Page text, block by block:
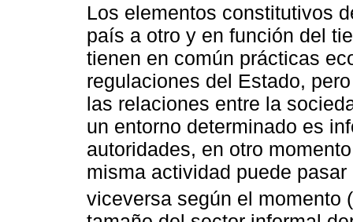
Los elementos constitutivos
país a otro y en función del
tienen en común prácticas
regulaciones del Estado,
las relaciones entre la
un entorno determinado es
autoridades, en otro
misma actividad puede
viceversa según el momento (